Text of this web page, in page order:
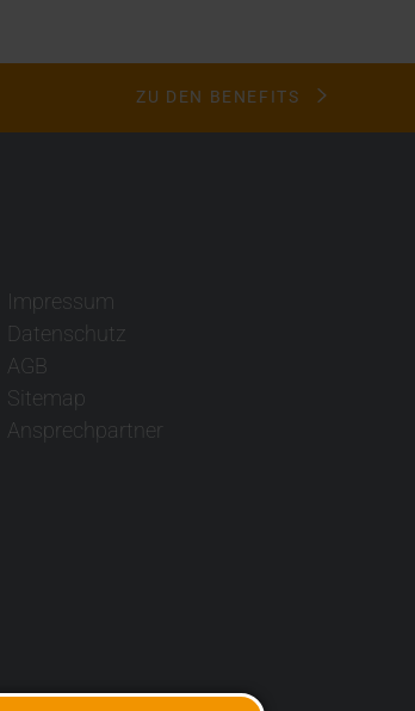
ZU DEN BENEFITS
Impressum
Datenschutz
AGB
Sitemap
Ansprechpartner